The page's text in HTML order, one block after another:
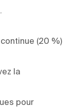
(20 %)
la
pour